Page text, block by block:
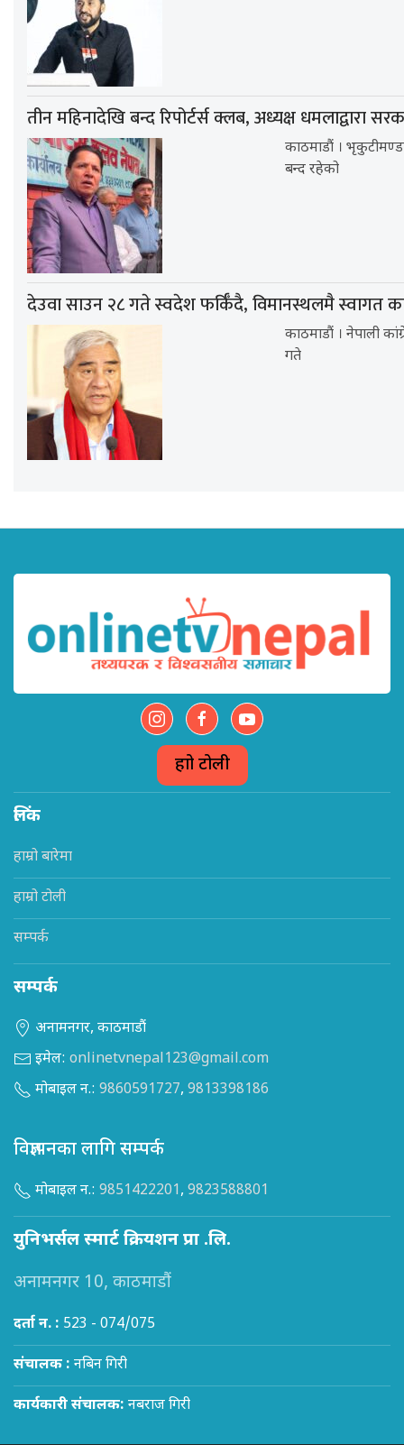
तीन महिनादेखि बन्द रिपोर्टर्स क्लब, अध्यक्ष धमलाद्वारा
काठमाडौं ।
बन्द रहेको
देउवा साउन २८ गते स्वदेश फर्किँदै, विमानस्थलमै स्वागत
काठमाडौं । नेपाली
गते
हाम्रो टोली
लिंक
हाम्रो बारेमा
हाम्रो टोली
सम्पर्क
सम्पर्क
अनामनगर, काठमाडौं
इमेल: onlinetvnepal123@gmail.com
मोबाइल न.: 9860591727, 9813398186
विज्ञापनका लागि सम्पर्क
मोबाइल न.: 9851422201, 9823588801
युनिभर्सल स्मार्ट क्रियशन प्रा .लि.
अनामनगर 10, काठमाडौं
दर्ता न. : 523 - 074/075
संचालक : नबिन गिरी
कार्यकारी संचालक: नबराज गिरी